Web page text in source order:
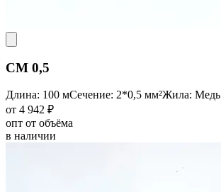
CM 0,5
Длина: 100 мСечение: 2*0,5 мм²Жила: Медь
от 4 942 ₽
опт от объёма
в наличии